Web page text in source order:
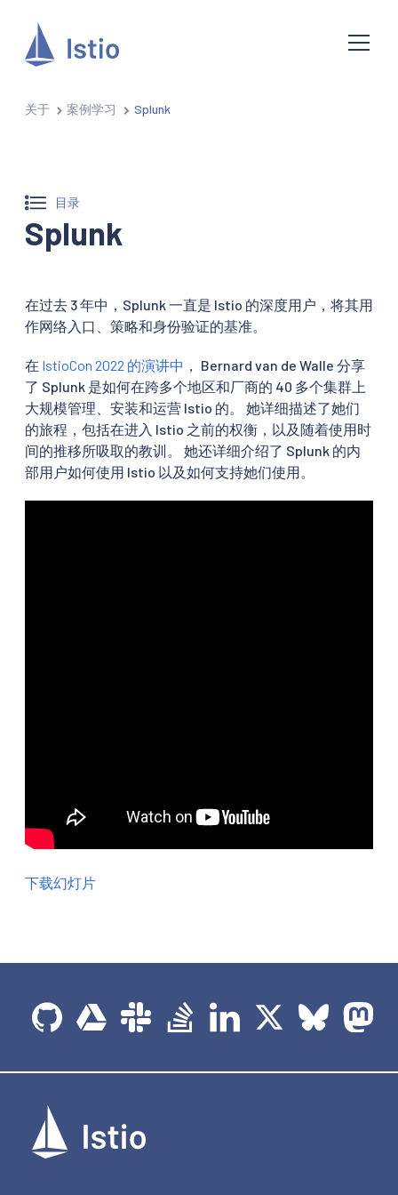
关于 案例学习 Splunk
目录
Splunk
在过去 3 年中，Splunk 一直是 Istio 的深度用户，将其用
作网络入口、策略和身份验证的基准。
在 IstioCon 2022 的演讲中 ， Bernard van de Walle 分享
了 Splunk 是如何在跨多个地区和厂商的 40 多个集群上
大规模管理、安装和运营 Istio 的。 她详细描述了她们
的旅程，包括在进入 Istio 之前的权衡，以及随着使用时
间的推移所吸取的教训。 她还详细介绍了 Splunk 的内
部用户如何使用 Istio 以及如何支持她们使用。
下载幻灯片